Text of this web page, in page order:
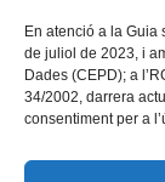
En atenció a la Guia
de juliol de 2023, i
Dades (CEPD); a
34/2002, darrera
consentiment per a
08028
+34 934 498